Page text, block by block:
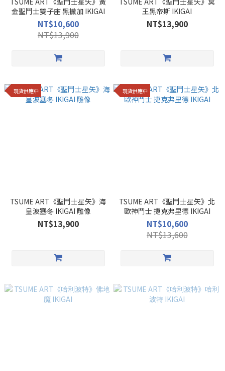
金聖鬥士雙子座 黑撒加 IKIGAI
NT$10,600
NT$13,900
王黑帝斯 IKIGAI
NT$13,900
現貨供應中
TSUME ART《聖鬥士星矢》海
皇波塞冬 IKIGAI 雕像
NT$13,900
現貨供應中
TSUME ART《聖鬥士星矢》北
歐神鬥士 捷克弗里德 IKIGAI
NT$10,600
NT$13,600